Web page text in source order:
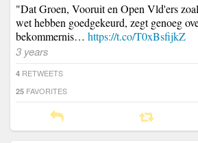
"Dat Groen, Vooruit en Open Vld'ers
wet hebben goedgekeurd, zegt genoeg
bekommernis… https://t.co/T0xBsfijkZ
3 years
4 RETWEETS
25 FAVORITES